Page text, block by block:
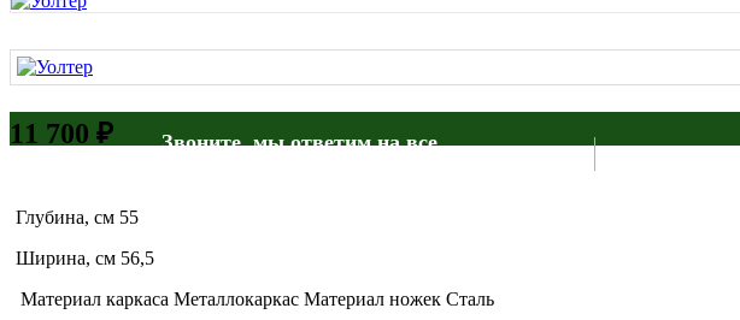
11 700 ₽
Звоните, мы ответим на все
Глубина, см 55
Ширина, см 56,5
Материал каркаса Металлокаркас Материал ножек Сталь